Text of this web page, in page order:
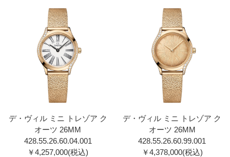
デ・ヴィル ミニ トレゾア ク
オーツ 26MM
428.55.26.60.04.001
￥4,257,000(税込)
デ・ヴィル ミニ トレゾア ク
オーツ 26MM
428.55.26.60.99.001
￥4,378,000(税込)